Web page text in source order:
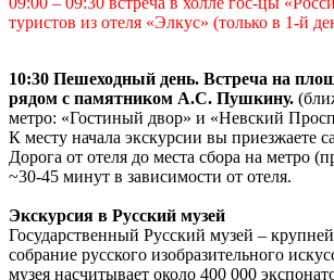
туристов из отеля «Элкус» (только в 1-й
10:30 Пешеходный день. Встреча на
рядом с памятником А.С. Пушкину.
метро: «Гостиный двор» и «Невский
К месту начала экскурсии вы приезжаете
Дорога от отеля до места сбора на метро
~30-45 минут в зависимости от отеля.
Экскурсия в Русский музей
Государственный Русский музей –
собрание русского изобразительного
музея насчитывает около 400 000